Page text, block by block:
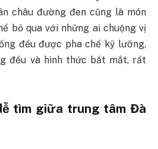
châu đường đen cũng là món
bỏ qua với những ai chuộng vị
đều được pha chế kỹ lưỡng,
đều và hình thức bắt mắt, rất
tìm giữa trung tâm Đà